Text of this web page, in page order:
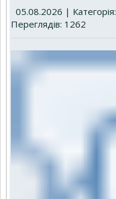
05.08.2026 | Категорія:
Переглядів: 1262